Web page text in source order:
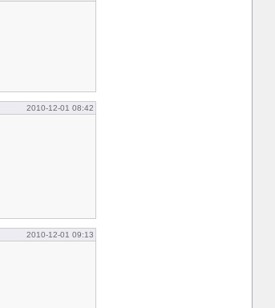
2010-12-01 08:42
2010-12-01 09:13